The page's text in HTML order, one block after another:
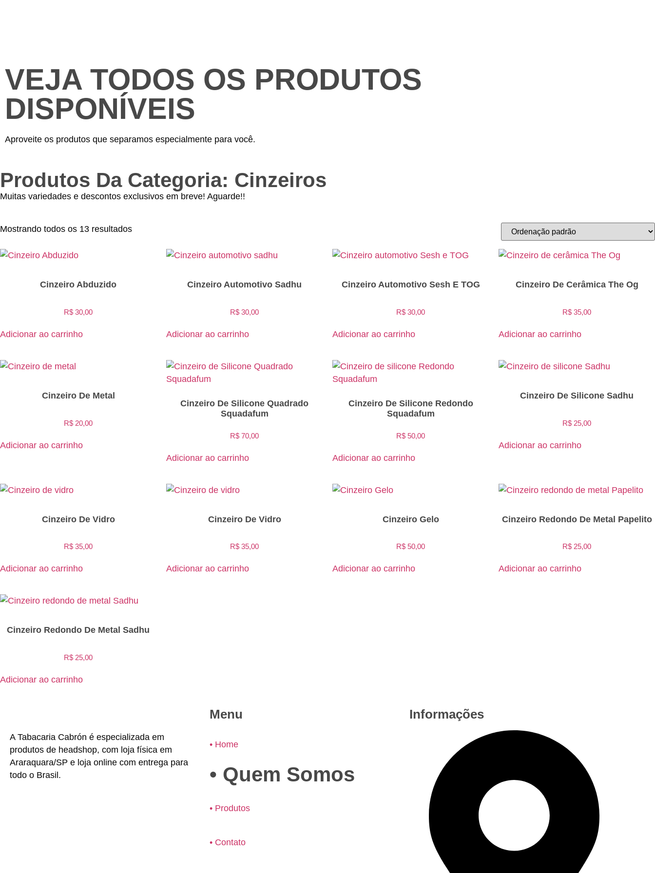
VEJA TODOS OS PRODUTOS
DISPONÍVEIS
Aproveite os produtos que separamos especialmente para você.
Produtos Da Categoria: Cinzeiros
Muitas variedades e descontos exclusivos em breve! Aguarde!!
Mostrando todos os 13 resultados
Cinzeiro Abduzido
R$ 30,00
Adicionar ao carrinho
Cinzeiro Automotivo Sadhu
R$ 30,00
Adicionar ao carrinho
Cinzeiro Automotivo Sesh E TOG
R$ 30,00
Adicionar ao carrinho
Cinzeiro De Cerâmica The Og
R$ 35,00
Adicionar ao carrinho
Cinzeiro De Metal
R$ 20,00
Adicionar ao carrinho
Cinzeiro De Silicone Quadrado
Squadafum
R$ 70,00
Adicionar ao carrinho
Cinzeiro De Silicone Redondo
Squadafum
R$ 50,00
Adicionar ao carrinho
Cinzeiro De Silicone Sadhu
R$ 25,00
Adicionar ao carrinho
Cinzeiro De Vidro
R$ 35,00
Adicionar ao carrinho
Cinzeiro De Vidro
R$ 35,00
Adicionar ao carrinho
Cinzeiro Gelo
R$ 50,00
Adicionar ao carrinho
Cinzeiro Redondo De Metal Papelito
R$ 25,00
Adicionar ao carrinho
Cinzeiro Redondo De Metal Sadhu
R$ 25,00
Adicionar ao carrinho
A Tabacaria Cabrón é especializada em
produtos de headshop, com loja física em
Araraquara/SP e loja online com entrega para
todo o Brasil.
Menu
• Home
• Quem Somos
• Produtos
• Contato
Informações